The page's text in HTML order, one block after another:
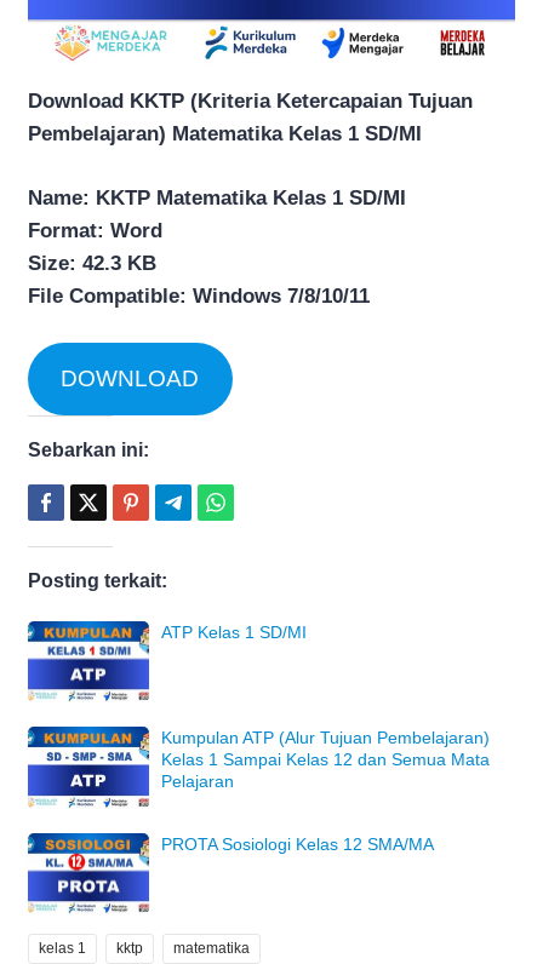
Download KKTP (Kriteria Ketercapaian Tujuan
Pembelajaran) Matematika Kelas 1 SD/MI
Name: KKTP Matematika Kelas 1 SD/MI
Format: Word
Size: 42.3 KB
File Compatible: Windows 7/8/10/11
DOWNLOAD
Sebarkan ini:
Posting terkait:
ATP Kelas 1 SD/MI
Kumpulan ATP (Alur Tujuan Pembelajaran)
Kelas 1 Sampai Kelas 12 dan Semua Mata
Pelajaran
PROTA Sosiologi Kelas 12 SMA/MA
kelas 1 kktp matematika